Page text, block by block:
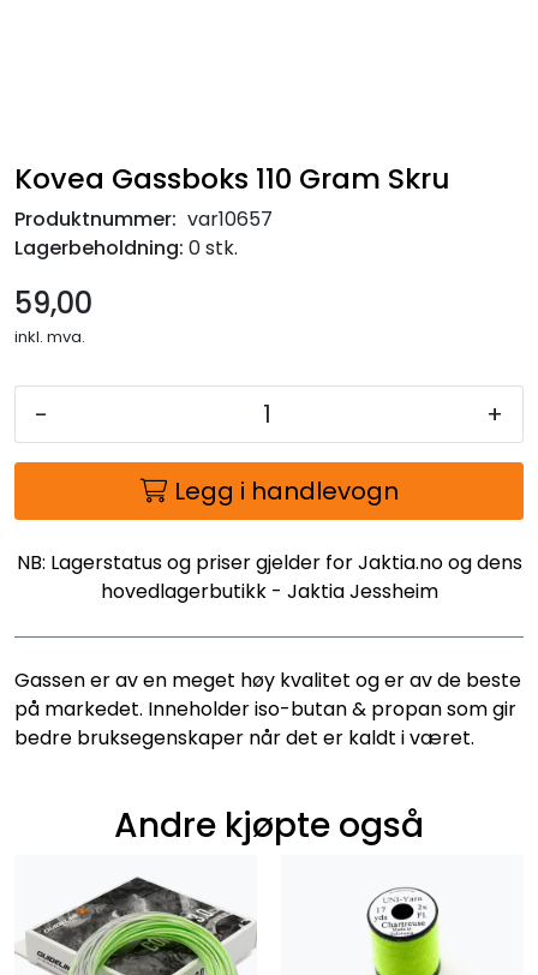
Kovea Gassboks 110 Gram Skru
Produktnummer: var10657
Lagerbeholdning: 0 stk.
59,00
inkl. mva.
- +
Legg i handlevogn
NB: Lagerstatus og priser gjelder for Jaktia.no og dens
hovedlagerbutikk - Jaktia Jessheim
Gassen er av en meget høy kvalitet og er av de beste
på markedet. Inneholder iso-butan & propan som gir
bedre bruksegenskaper når det er kaldt i været.
Andre kjøpte også